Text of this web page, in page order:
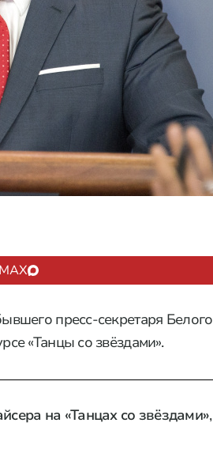
пресс-секретаря Белого
«Танцы со звёздами».
на «Танцах со звёздами»,